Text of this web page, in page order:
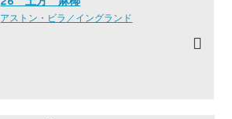
アストン・ビラ／イングランド